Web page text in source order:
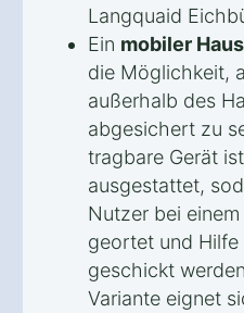
Langquaid
Ein mobiler
die Möglichkeit,
außerhalb des
abgesichert zu
tragbare Gerät
ausgestattet,
Nutzer bei
geortet und Hilfe
geschickt
Variante eignet